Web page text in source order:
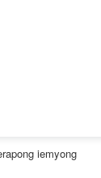
iemyong